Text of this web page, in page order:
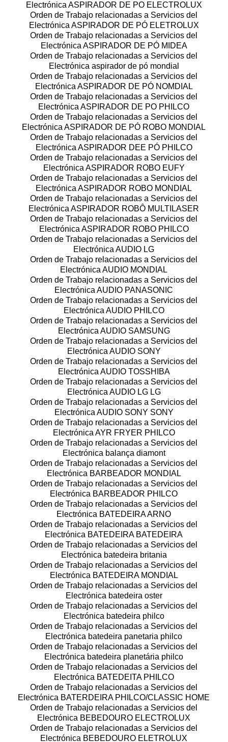
Electrónica ASPIRADOR DE PO ELECTROLUX
Orden de Trabajo relacionadas a Servicios del
Electrónica ASPIRADOR DE PÓ ELETROLUX
Orden de Trabajo relacionadas a Servicios del
Electrónica ASPIRADOR DE PÓ MIDEA
Orden de Trabajo relacionadas a Servicios del
Electrónica aspirador de pó mondial
Orden de Trabajo relacionadas a Servicios del
Electrónica ASPIRADOR DE PÓ NOMDIAL
Orden de Trabajo relacionadas a Servicios del
Electrónica ASPIRADOR DE PO PHILCO
Orden de Trabajo relacionadas a Servicios del
Electrónica ASPIRADOR DE PÓ ROBO MONDIAL
Orden de Trabajo relacionadas a Servicios del
Electrónica ASPIRADOR DEE PÓ PHILCO
Orden de Trabajo relacionadas a Servicios del
Electrónica ASPIRADOR ROBO EUFY
Orden de Trabajo relacionadas a Servicios del
Electrónica ASPIRADOR ROBO MONDIAL
Orden de Trabajo relacionadas a Servicios del
Electrónica ASPIRADOR ROBÔ MULTILASER
Orden de Trabajo relacionadas a Servicios del
Electrónica ASPIRADOR ROBO PHILCO
Orden de Trabajo relacionadas a Servicios del
Electrónica AUDIO LG
Orden de Trabajo relacionadas a Servicios del
Electrónica AUDIO MONDIAL
Orden de Trabajo relacionadas a Servicios del
Electrónica AUDIO PANASONIC
Orden de Trabajo relacionadas a Servicios del
Electrónica AUDIO PHILCO
Orden de Trabajo relacionadas a Servicios del
Electrónica AUDIO SAMSUNG
Orden de Trabajo relacionadas a Servicios del
Electrónica AUDIO SONY
Orden de Trabajo relacionadas a Servicios del
Electrónica AUDIO TOSSHIBA
Orden de Trabajo relacionadas a Servicios del
Electrónica AUDIO LG LG
Orden de Trabajo relacionadas a Servicios del
Electrónica AUDIO SONY SONY
Orden de Trabajo relacionadas a Servicios del
Electrónica AYR FRYER PHILCO
Orden de Trabajo relacionadas a Servicios del
Electrónica balança diamont
Orden de Trabajo relacionadas a Servicios del
Electrónica BARBEADOR MONDIAL
Orden de Trabajo relacionadas a Servicios del
Electrónica BARBEADOR PHILCO
Orden de Trabajo relacionadas a Servicios del
Electrónica BATEDEIRA ARNO
Orden de Trabajo relacionadas a Servicios del
Electrónica BATEDEIRA BATEDEIRA
Orden de Trabajo relacionadas a Servicios del
Electrónica batedeira britania
Orden de Trabajo relacionadas a Servicios del
Electrónica BATEDEIRA MONDIAL
Orden de Trabajo relacionadas a Servicios del
Electrónica batedeira oster
Orden de Trabajo relacionadas a Servicios del
Electrónica batedeira philco
Orden de Trabajo relacionadas a Servicios del
Electrónica batedeira panetaria philco
Orden de Trabajo relacionadas a Servicios del
Electrónica batedeira planetária philco
Orden de Trabajo relacionadas a Servicios del
Electrónica BATEDEITA PHILCO
Orden de Trabajo relacionadas a Servicios del
Electrónica BATERDEIRA PHILCO/CLASSIC HOME
Orden de Trabajo relacionadas a Servicios del
Electrónica BEBEDOURO ELECTROLUX
Orden de Trabajo relacionadas a Servicios del
Electrónica BEBEDOURO ELETROLUX